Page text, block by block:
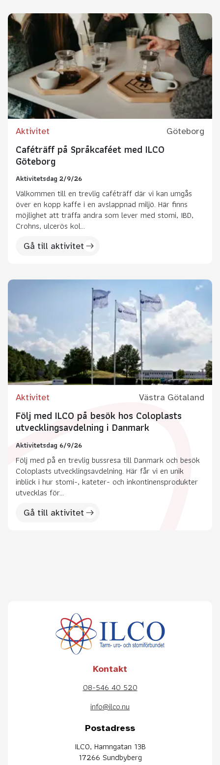
Aktivitet Göteborg
Caféträff på Språkcaféet med ILCO
Göteborg
Aktivitetsdag 2/9/26
Välkommen till en trevlig caféträff där vi kan umgås
över en kopp kaffe i en avslappnad miljö. Här finns
möjlighet att träffa andra som lever med stomi, IBD,
Crohns, ulcerös kol...
Gå till aktivitet
Aktivitet Västra Götaland
Följ med ILCO på besök hos Coloplasts
utvecklingsavdelning i Danmark
Aktivitetsdag 6/9/26
Följ med på en trevlig bussresa till Danmark och besök
Coloplasts utvecklingsavdelning. Här får vi en unik
inblick i hur stomi-, kateter- och inkontinensprodukter
utvecklas för...
Gå till aktivitet
Kontakt
08-546 40 520
info@ilco.nu
Postadress
ILCO, Hamngatan 13B
17266 Sundbyberg